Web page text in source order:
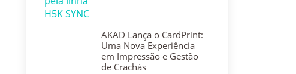
AKAD Lança o CardPrint:
Uma Nova Experiência
em Impressão e Gestão
de Crachás